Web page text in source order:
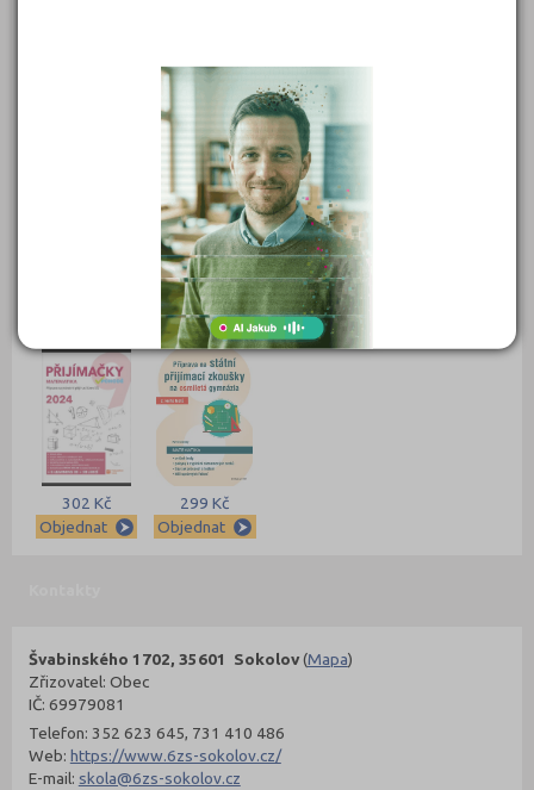
Objednat
399 Kč
Objednat
339 Kč
Objednat
339 Kč
Objednat
302 Kč
Objednat
299 Kč
Objednat
Švabinského 1702, 35601 Sokolov(Mapa)
Zřizovatel: Obec
IČ: 69979081
Telefon: 352 623 645, 731 410 486
Web: https://www.6zs-sokolov.cz/
E-mail: skola@6zs-sokolov.cz